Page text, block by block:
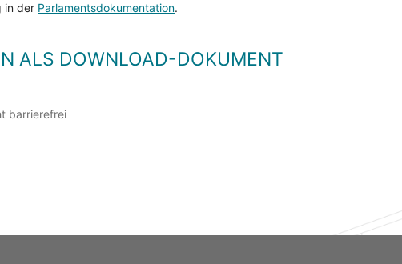
in der Parlamentsdokumentation.
ALS DOWNLOAD-DOKUMENT
barrierefrei